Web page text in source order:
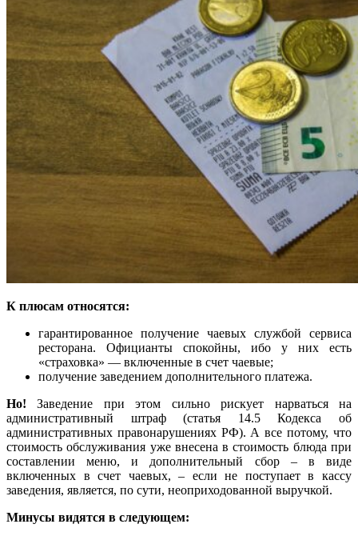
К плюсам относятся:
гарантированное получение чаевых службой сервиса
ресторана. Официанты спокойны, ибо у них есть
«страховка» — включенные в счет чаевые;
получение заведением дополнительного платежа.
Но! Заведение при этом сильно рискует нарваться на
административный штраф (статья 14.5 Кодекса об
административных правонарушениях РФ). А все потому, что
стоимость обслуживания уже внесена в стоимость блюда при
составлении меню, и дополнительный сбор – в виде
включенных в счет чаевых, – если не поступает в кассу
заведения, является, по сути, неоприходованной выручкой.
Минусы видятся в следующем: